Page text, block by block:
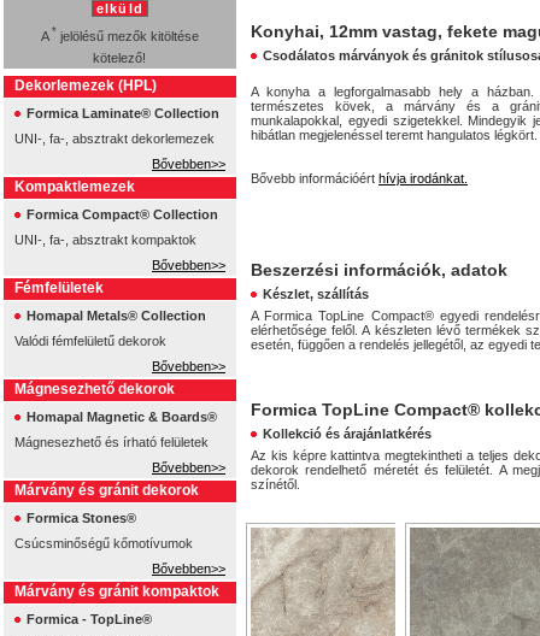
elküld
A * jelölésű mezők kitöltése
kötelező!
Dekorlemezek (HPL)
Formica Laminate® Collection
UNI-, fa-, absztrakt dekorlemezek
Bővebben>>
Kompaktlemezek
Formica Compact® Collection
UNI-, fa-, absztrakt kompaktok
Bővebben>>
Fémfelületek
Homapal Metals® Collection
Valódi fémfelületű dekorok
Bővebben>>
Mágnesezhető dekorok
Homapal Magnetic & Boards®
Mágnesezhető és írható felületek
Bővebben>>
Márvány és gránit dekorok
Formica Stones®
Csúcsminőségű kőmotívumok
Bővebben>>
Márvány és gránit kompaktok
Formica - TopLine®
Konyhai, 12mm vastag, fekete
Csodálatos márványok és gránitok
A konyha a legforgalmasabb hely a
természetes kövek, a márvány és a
munkalapokkal, egyedi szigetekkel. Mindegyik
hibátlan megjelenéssel teremt hangulatos légkört.
Bővebb információért hívja irodánkat.
Beszerzési információk, adatok
Készlet, szállítás
A Formica TopLine Compact® egyedi
elérhetősége felől. A készleten lévő termékek
esetén, függően a rendelés jellegétől, az egyedi
Formica TopLine Compact®
Kollekció és árajánlatkérés
Az kis képre kattintva megtekintheti a teljes
dekorok rendelhető méretét és felületét. A
színétől.